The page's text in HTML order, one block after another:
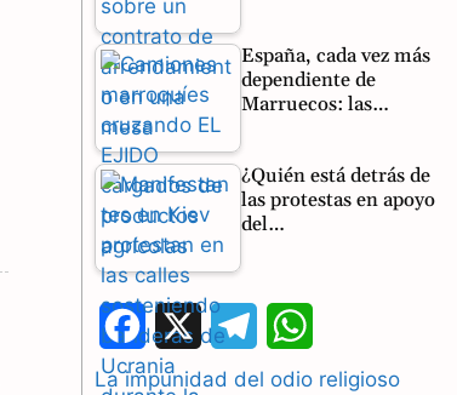
España, cada vez más
dependiente de
Marruecos: las…
¿Quién está detrás de
las protestas en apoyo
del…
F
a
X
e
h
La impunidad del odio religioso